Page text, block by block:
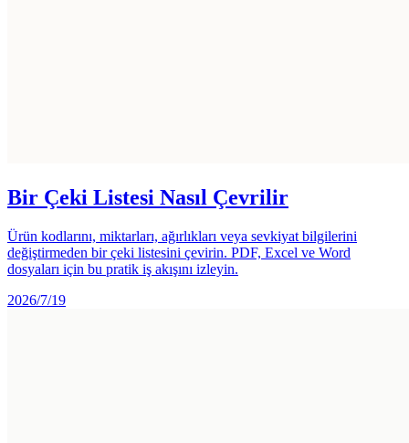
Bir Çeki Listesi Nasıl Çevrilir
Ürün kodlarını, miktarları, ağırlıkları veya sevkiyat bilgilerini
değiştirmeden bir çeki listesini çevirin. PDF, Excel ve Word
dosyaları için bu pratik iş akışını izleyin.
2026/7/19